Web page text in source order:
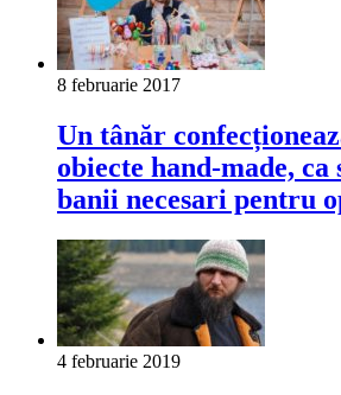
8 februarie 2017
Un tânăr
obiecte hand-made, ca
banii necesari pentru
4 februarie 2019